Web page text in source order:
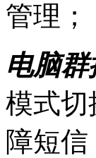
管理；
电脑
模式切
障短